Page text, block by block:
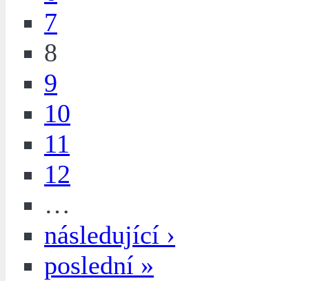
7
8
9
10
11
12
…
následující ›
poslední »